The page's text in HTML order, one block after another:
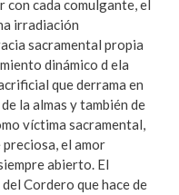
con cada comulgante, el
irradiación
sacramental propia
dinámico d ela
que derrama en
la almas y también de
víctima sacramental,
el amor
abierto. El
Cordero que hace de